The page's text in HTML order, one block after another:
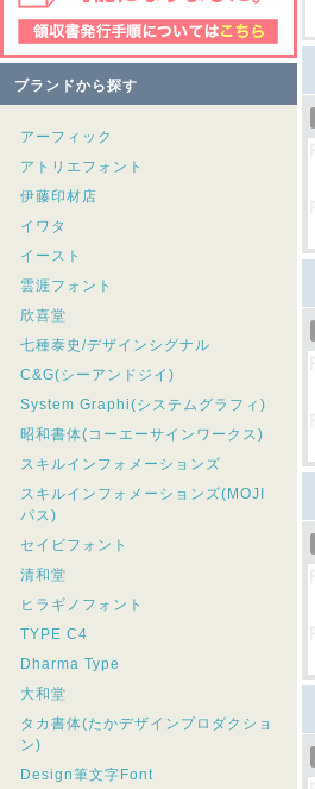
ブランドから探す
アーフィック
アトリエフォント
伊藤印材店
イワタ
イースト
雲涯フォント
欣喜堂
七種泰史/デザインシグナル
C&G(シーアンドジイ)
System Graphi(システムグラフィ)
昭和書体(コーエーサインワークス)
スキルインフォメーションズ
スキルインフォメーションズ(MOJI
パス)
セイビフォント
清和堂
ヒラギノフォント
TYPE C4
Dharma Type
大和堂
タカ書体(たかデザインプロダクショ
ン)
Design筆文字Font